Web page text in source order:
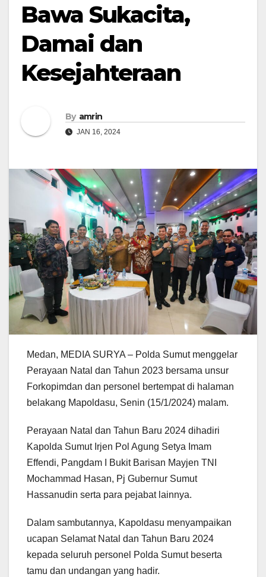
Bawa Sukacita,
Damai dan
Kesejahteraan
By amrin
JAN 16, 2024
Medan, MEDIA SURYA – Polda Sumut menggelar
Perayaan Natal dan Tahun 2023 bersama unsur
Forkopimdan dan personel bertempat di halaman
belakang Mapoldasu, Senin (15/1/2024) malam.
Perayaan Natal dan Tahun Baru 2024 dihadiri
Kapolda Sumut Irjen Pol Agung Setya Imam
Effendi, Pangdam I Bukit Barisan Mayjen TNI
Mochammad Hasan, Pj Gubernur Sumut
Hassanudin serta para pejabat lainnya.
Dalam sambutannya, Kapoldasu menyampaikan
ucapan Selamat Natal dan Tahun Baru 2024
kepada seluruh personel Polda Sumut beserta
tamu dan undangan yang hadir.